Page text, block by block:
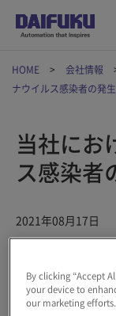
HOME 会社情報
ナウイルス感染者の発
当社にお
ス感染者
2021年08月17日
は、このたび関東
事するパートナー
By clicking “Accept
your device to
our marketing efforts.